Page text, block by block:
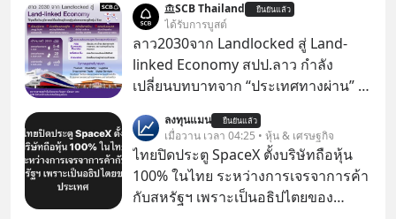
ทองขึ้น / ลงทุนแมนจะเล่าให้ฟัง x MTS
Gold Group กลุ่ม MTS Gold หรือห้าง
ทองแม่ทองสุก อยู่ในธุรกิจทองคำมา
นานกว่า 74 ปี ปัจจุบันนับเป็นกลุ่มธุรกิจ
รายได้รวม 3.5 ล้านล้านบาทในปี 2568
SCB Thailand ยืนยันแล้ว
ได้รับการบูสต์
ลาว2030จาก Landlocked สู่ Land-
linked Economy สปป.ลาว กำลัง
เปลี่ยนบทบาทจาก “ประเทศทางผ่าน” สู่
ของอนุภูมิภาคลุ่มแม่น้ำโขง
ลงทุนแมน ยืนยันแล้ว
เมื่อวาน เวลา 04:25 • หุ้น & เศรษฐกิจ
ไทยปิดประตู SpaceX ตั้งบริษัทถือหุ้น
100% ในไทย ระหว่างการเจรจาการค้า
กับสหรัฐฯ เพราะเป็นอธิปไตยของ